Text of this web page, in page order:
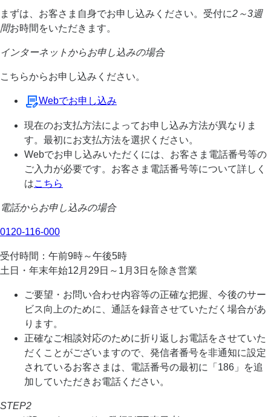
まずは、お客さま自身でお申し込みください。受付に2～3週
間お時間をいただきます。
インターネットからお申し込みの場合
こちらからお申し込みください。
Webでお申し込み
現在のお支払方法によってお申し込み方法が異なりま
す。最初にお支払方法を選択ください。
Webでお申し込みいただくには、お客さま電話番号等の
ご入力が必要です。お客さま電話番号等について詳しく
はこちら
電話からお申し込みの場合
0120-116-000
受付時間：午前9時～午後5時
土日・年末年始12月29日～1月3日を除き営業
ご要望・お問い合わせ内容等の正確な把握、今後のサー
ビス向上のために、通話を録音させていただく場合があ
ります。
正確なご相談対応のために折り返しお電話をさせていた
だくことがございますので、発信者番号を非通知に設定
されているお客さまは、電話番号の最初に「186」を追
加していただきお電話ください。
STEP2